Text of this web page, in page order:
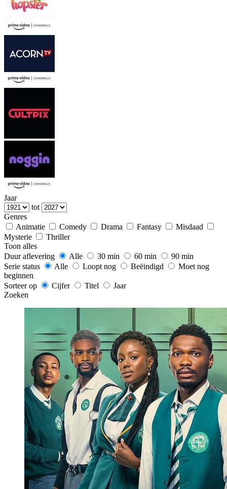
Jaar
tot
Genres
Animatie
Comedy Drama Fantasy
Misdaad
Mysterie
Thriller
Toon alles
Duur aflevering
Alle 30 min 60 min
90 min
Serie status
Alle Loopt nog Beëindigd
Moet nog
beginnen
Sorteer op
Cijfer Titel
Jaar
Zoeken